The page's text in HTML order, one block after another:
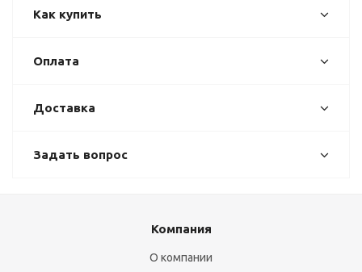
Как купить
Оплата
Доставка
Задать вопрос
Компания
О компании